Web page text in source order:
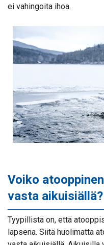
ei vahingoita ihoa.
Voiko
vasta aikuisiällä?
Tyypillistä on, että
lapsena. Siitä huolimatta